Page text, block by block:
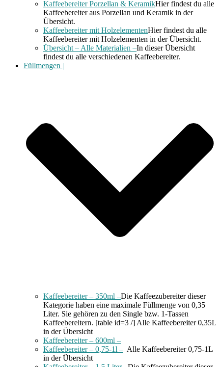
Kaffeebereiter Porzellan & KeramikHier findest du alle
Kaffeebereiter aus Porzellan und Keramik in der
Übersicht.
Kaffeebereiter mit HolzelementenHier findest du alle
Kaffeebereiter mit Holzelementen in der Übersicht.
Übersicht – Alle Materialien –In dieser Übersicht
findest du alle verschiedenen Kaffeebereiter.
Füllmengen |
Kaffeebereiter – 350ml –Die Kaffeezubereiter dieser
Kategorie haben eine maximale Füllmenge von 0,35
Liter. Sie gehören zu den Single bzw. 1-Tassen
Kaffeebereitern. [table id=3 /] Alle Kaffeebereiter 0,35L
in der Übersicht
Kaffeebereiter – 600ml –
Kaffeebereiter – 0,75-1l – Alle Kaffeebereiter 0,75-1L
in der Übersicht